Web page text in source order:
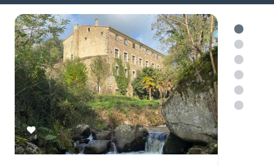
Réf : 705689 + infos
Voir plus
Properties with no
neighbours in or near